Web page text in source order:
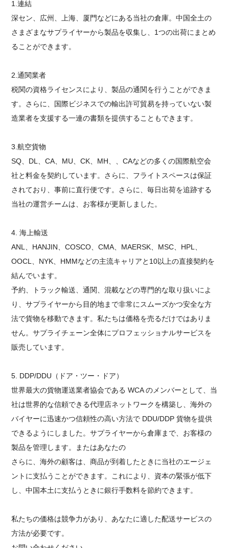
1.連結
深セン、広州、上海、厦門などにある当社の倉庫。中国全土の
さまざまなサプライヤーから製品を収集し、1つの出荷にまとめ
ることができます。
2.通関業者
税関の資格ライセンスにより、製品の通関を行うことができま
す。さらに、国際ビジネスでの輸出許可貿易を持っていない製
造業者を支援する一連の書類を提供することもできます。
3.航空貨物
SQ、DL、CA、MU、CK、MH、、CAなどの多くの国際航空会
社と料金を契約しています。さらに、フライトスペースは保証
されており、事前に直行便です。さらに、毎日出荷を追跡する
当社の運営チームは、お客様が更新しました。
4. 海上輸送
ANL、HANJIN、COSCO、CMA、MAERSK、MSC、HPL、
OOCL、NYK、HMMなどの主流キャリアと10以上の直接契約を
結んでいます。
予約、トラック輸送、通関、混載などの専門的な取り扱いによ
り、サプライヤーから目的地まで非常にスムーズかつ安全な方
法で貨物を移動できます。私たちは価格を売るだけではありま
せん。サプライチェーン全体にプロフェッショナルサービスを
販売しています。
5. DDP/DDU（ドア・ツー・ドア）
世界最大の貨物運送業者協会である WCA のメンバーとして、当
社は世界的な信頼できる代理店ネットワークを構築し、海外の
バイヤーに迅速かつ信頼性の高い方法で DDU/DDP 貨物を提供
できるようにしました。サプライヤーから倉庫まで、お客様の
製品を管理します。またはあなたの
さらに、海外の顧客は、商品が到着したときに当社のエージェ
ントに支払うことができます。これにより、資本の緊張が低下
し、中国本土に支払うときに銀行手数料を節約できます。
私たちの価格は競争力があり、あなたに適した配送サービスの
方法が必要です。